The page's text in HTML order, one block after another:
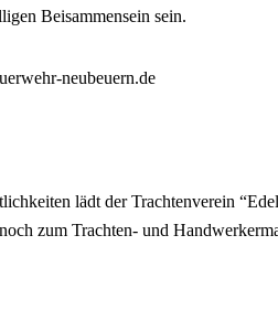
Beisammensein sein.
neubeuern.de
lädt der Trachtenverein
zum Trachten- und